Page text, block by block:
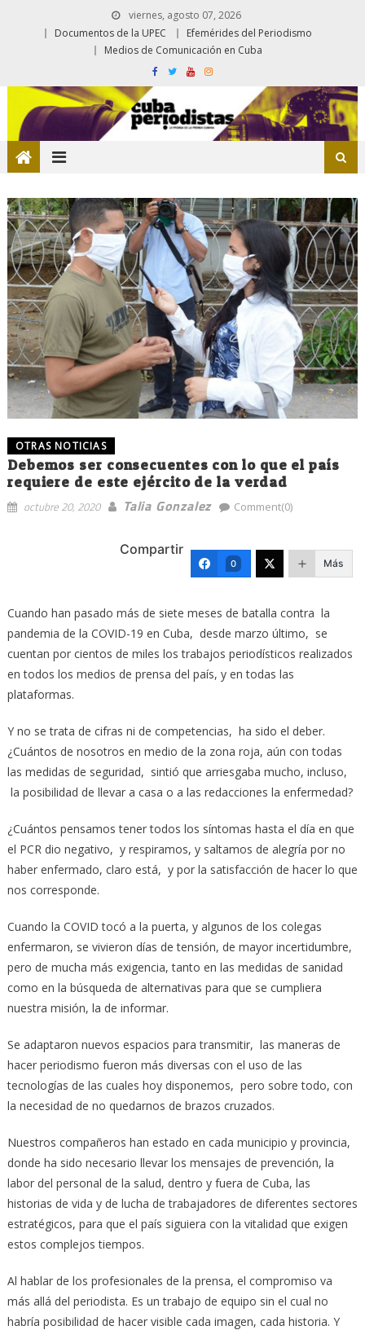
viernes, agosto 07, 2026
Documentos de la UPEC
Efemérides del Periodismo
Medios de Comunicación en Cuba
OTRAS NOTICIAS
Debemos ser consecuentes con lo que el país
requiere de este ejército de la verdad
octubre 20, 2020 Talia Gonzalez Comment(0)
Compartir
0 Más
Cuando han pasado más de siete meses de batalla contra la
pandemia de la COVID-19 en Cuba, desde marzo último, se
cuentan por cientos de miles los trabajos periodísticos realizados
en todos los medios de prensa del país, y en todas las
plataformas.
Y no se trata de cifras ni de competencias, ha sido el deber.
¿Cuántos de nosotros en medio de la zona roja, aún con todas
las medidas de seguridad, sintió que arriesgaba mucho, incluso,
la posibilidad de llevar a casa o a las redacciones la enfermedad?
¿Cuántos pensamos tener todos los síntomas hasta el día en que
el PCR dio negativo, y respiramos, y saltamos de alegría por no
haber enfermado, claro está, y por la satisfacción de hacer lo que
nos corresponde.
Cuando la COVID tocó a la puerta, y algunos de los colegas
enfermaron, se vivieron días de tensión, de mayor incertidumbre,
pero de mucha más exigencia, tanto en las medidas de sanidad
como en la búsqueda de alternativas para que se cumpliera
nuestra misión, la de informar.
Se adaptaron nuevos espacios para transmitir, las maneras de
hacer periodismo fueron más diversas con el uso de las
tecnologías de las cuales hoy disponemos, pero sobre todo, con
la necesidad de no quedarnos de brazos cruzados.
Nuestros compañeros han estado en cada municipio y provincia,
donde ha sido necesario llevar los mensajes de prevención, la
labor del personal de la salud, dentro y fuera de Cuba, las
historias de vida y de lucha de trabajadores de diferentes sectores
estratégicos, para que el país siguiera con la vitalidad que exigen
estos complejos tiempos.
Al hablar de los profesionales de la prensa, el compromiso va
más allá del periodista. Es un trabajo de equipo sin el cual no
habría posibilidad de hacer visible cada imagen, cada historia. Y